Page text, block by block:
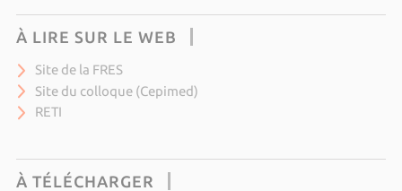
À LIRE SUR LE WEB
Site de la FRES
Site du colloque (Cepimed)
RETI
À TÉLÉCHARGER